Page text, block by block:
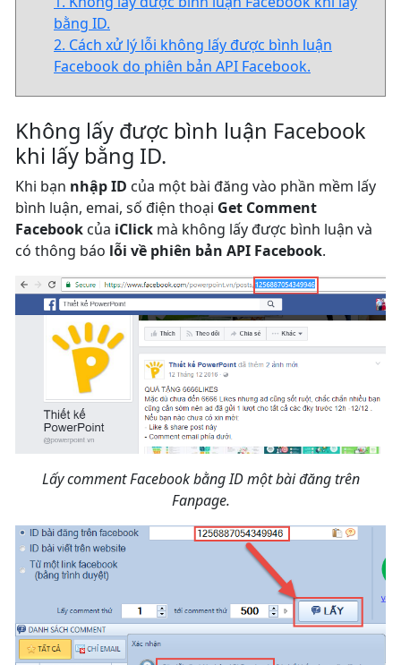
bằng ID.
2. Cách xử lý lỗi không lấy được bình luận
Facebook do phiên bản API Facebook.
Không lấy được bình luận Facebook
khi lấy bằng ID.
Khi bạn nhập ID của một bài đăng vào phần mềm lấy
bình luận, emai, số điện thoại Get Comment
Facebook của iClick mà không lấy được bình luận và
có thông báo lỗi về phiên bản API Facebook.
Lấy comment Facebook bằng ID một bài đăng trên
Fanpage.